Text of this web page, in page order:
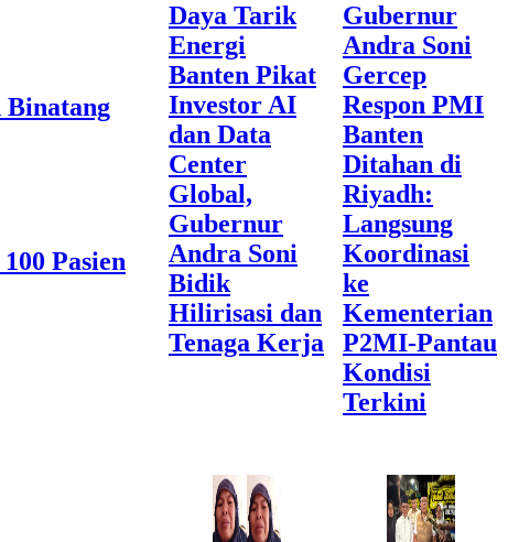
Binatang
Pasien
Daya Tarik
Energi
Banten Pikat
Investor AI
dan Data
Center
Global,
Gubernur
Andra Soni
Bidik
Hilirisasi dan
Tenaga Kerja
Gubernur
Andra Soni
Gercep
Respon PMI
Banten
Ditahan di
Riyadh:
Langsung
Koordinasi
ke
Kementerian
P2MI-Pantau
Kondisi
Terkini